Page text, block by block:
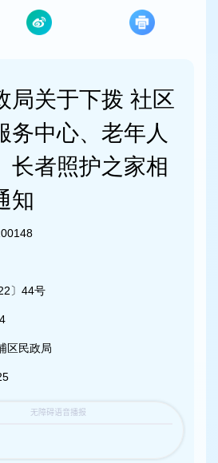
局关于下拨 社区
务中心、老年人
长者照护之家相
知
〕44号
区民政局